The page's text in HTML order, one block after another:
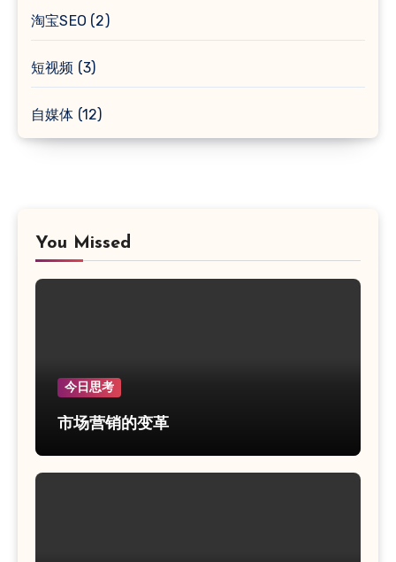
淘宝SEO (2)
短视频 (3)
自媒体 (12)
You Missed
今日思考
市场营销的变革